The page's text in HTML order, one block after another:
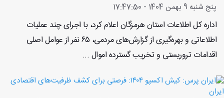
پنج شنبه 9 بهمن 1404 - 17:47:50
اداره کل اطلاعات استان هرمزگان اعلام کرد، با اجرای چند عملیات
اطلاعاتی و بهره‌گیری از گزارش‌های مردمی، ۶۵ نفر از عوامل اصلی
اقدامات تروریستی و تخریب گسترده اموال ...